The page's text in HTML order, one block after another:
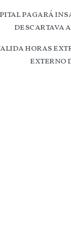
pagará
descartava
valida horas
externo